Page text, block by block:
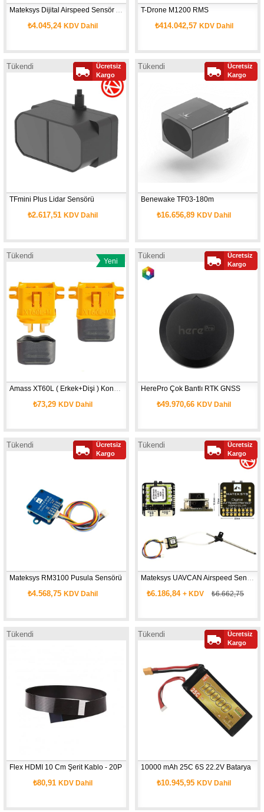
Mateksys Dijital Airspeed Sensör ASPD-4525
₺4.045,24 KDV Dahil
T-Drone M1200 RMS
₺414.042,57 KDV Dahil
Tükendi
TFmini Plus Lidar Sensörü
₺2.617,51 KDV Dahil
Ücretsiz
Kargo
Tükendi
Benewake TF03-180m
₺16.656,89KDV Dahil
Ücretsiz
Kargo
Tükendi
Amass XT60L ( Erkek+Dişi ) Konnektör
₺73,29 KDV Dahil
Yeni
Tükendi
HerePro Çok Bantlı RTK GNSS
₺49.970,66KDV Dahil
Ücretsiz
Kargo
Tükendi
Mateksys RM3100 Pusula Sensörü
₺4.568,75 KDV Dahil
Ücretsiz
Kargo
Tükendi
Mateksys UAVCAN Airspeed Sensör ASPD-DLVR
₺6.186,84+ KDV ₺6.662,75
Ücretsiz
Kargo
Tükendi
Flex HDMI 10 Cm Şerit Kablo - 20P
₺80,91 KDV Dahil
Tükendi
10000 mAh 25C 6S 22.2V Batarya
₺10.945,95KDV Dahil
Ücretsiz
Kargo